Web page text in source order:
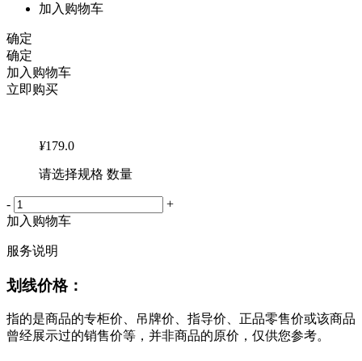
加入购物车
确定
确定
加入购物车
立即购买
¥179.0
请选择规格 数量
-
+
加入购物车
服务说明
划线价格：
指的是商品的专柜价、吊牌价、指导价、正品零售价或该商品
曾经展示过的销售价等，并非商品的原价，仅供您参考。